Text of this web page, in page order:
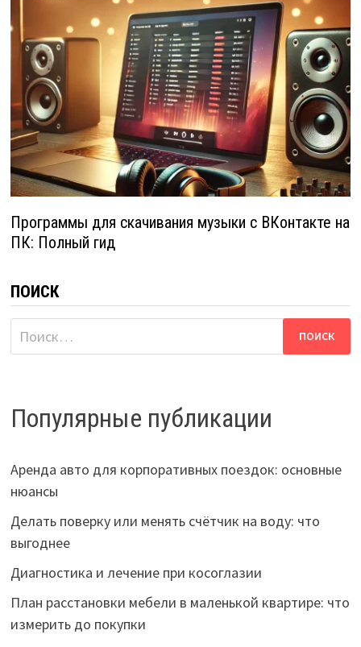
Программы для скачивания музыки с ВКонтакте на
ПК: Полный гид
ПОИСК
Найти:
Популярные публикации
Аренда авто для корпоративных поездок: основные
нюансы
Делать поверку или менять счётчик на воду: что
выгоднее
Диагностика и лечение при косоглазии
План расстановки мебели в маленькой квартире: что
измерить до покупки